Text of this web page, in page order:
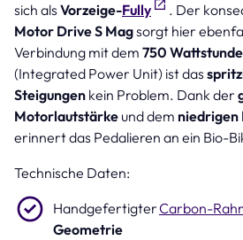
sich als Vorzeige-Fully . Der
Motor Drive S Magsorgt hier
Verbindung mit dem 750
(Integrated Power Unit) ist das
Steigungen kein Problem. Dank der
Motorlautstärke und dem niedrigen
erinnert das Pedalieren an ein Bio-
Technische Daten:
HandgefertigterCarbon-
Geometrie